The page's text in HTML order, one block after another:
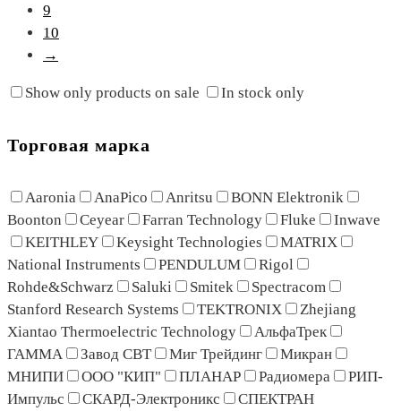
9
10
→
Show only products on sale In stock only
Торговая марка
Aaronia AnaPico Anritsu
BONN Elektronik
Boonton
Ceyear Farran Technology Fluke
Inwave
KEITHLEY
Keysight Technologies
MATRIX
National Instruments
PENDULUM
Rigol
Rohde&Schwarz
Saluki Smitek
Spectracom
Stanford Research Systems
TEKTRONIX
Zhejiang
Xiantao Thermoelectric Technology
АльфаТрек
ГАММА
Завод СВТ Миг Трейдинг
Микран
МНИПИ
ООО "КИП" ПЛАНАР Радиомера
РИП-
Импульс
СКАРД-Электроникс СПЕКТРАН